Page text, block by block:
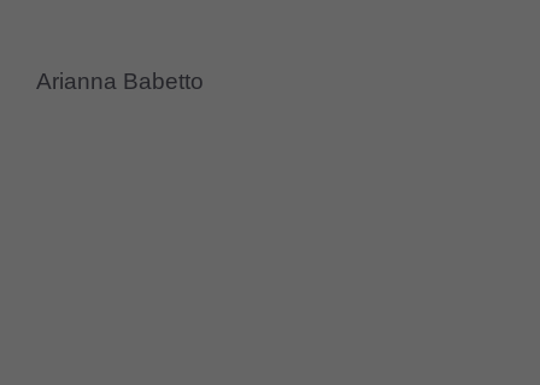
Arianna Babetto